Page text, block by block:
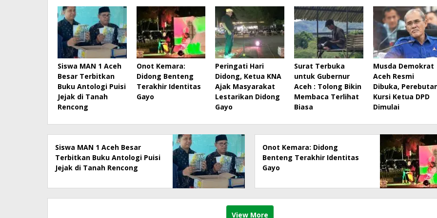
Siswa MAN 1 Aceh
Besar Terbitkan
Buku Antologi Puisi
Jejak di Tanah
Rencong
Onot Kemara:
Didong Benteng
Terakhir Identitas
Gayo
Peringati Hari
Didong, Ketua KNA
Ajak Masyarakat
Lestarikan Didong
Gayo
Surat Terbuka
untuk Gubernur
Aceh : Tolong Bikin
Membaca Terlihat
Biasa
Musda Demokrat
Aceh Resmi
Dibuka,
Kursi Ketua DPD
Dimulai
Siswa MAN 1 Aceh Besar
Terbitkan Buku Antologi Puisi
Jejak di Tanah Rencong
Onot Kemara: Didong
Benteng Terakhir Identitas
Gayo
View More